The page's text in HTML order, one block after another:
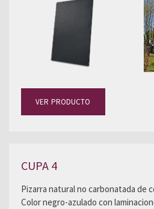
VER PRODUCTO
CUPA 4
Pizarra natural no carbonatada de
Color negro-azulado con